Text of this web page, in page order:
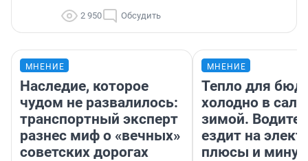
2 950 Обсудить
МНЕНИЕ
Наследие, которое
чудом не развалилось:
транспортный эксперт
разнес миф о «вечных»
советских дорогах
МНЕНИЕ
Тепло для
холодно в
зимой.
ездит на
плюсы и